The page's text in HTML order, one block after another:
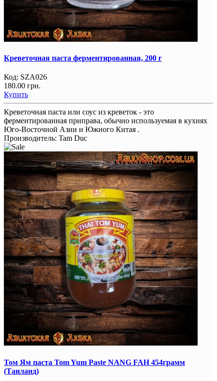
Креветочная паста ферментированная, 200 г
Код: SZA026
180.00 грн.
Купить
Креветочная паста или соус из креветок - это
ферментированная приправа, обычно используемая в кухнях
Юго-Восточной Азии и Южного Китая .
Производитель: Tam Duc
Том Ям паста Tom Yum Paste NANG FAH 454грамм
(Таиланд)